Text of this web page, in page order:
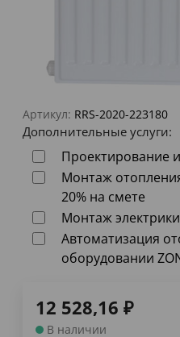
Артикул: RRS-2020-223180
Дополнительные услуги:
Проектирование
Монтаж
20% на смете
Монтаж
Автоматизация
оборудовании
12 528,16 ₽
В наличии